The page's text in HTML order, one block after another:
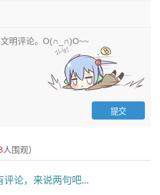
人围观）
评论，来说两句吧...